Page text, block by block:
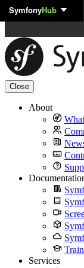
Skip to content
SymfonyHub
Close
About
Services